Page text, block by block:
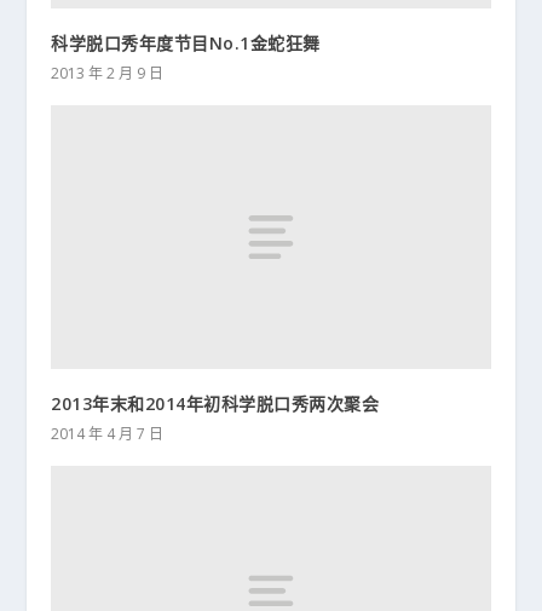
科学脱口秀年度节目No.1金蛇狂舞
2013 年 2 月 9 日
2013年末和2014年初科学脱口秀两次聚会
2014 年 4 月 7 日